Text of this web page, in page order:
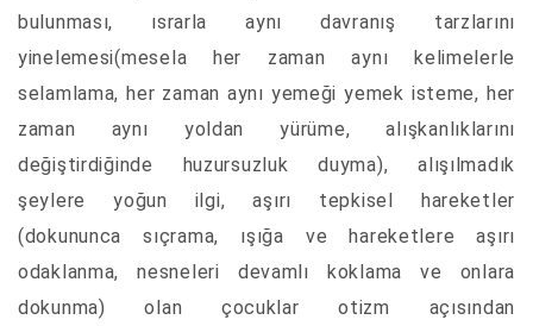
bulunması, ısrarla aynı davranış tarzlarını
yinelemesi(mesela her zaman aynı kelimelerle
selamlama, her zaman aynı yemeği yemek isteme, her
zaman aynı yoldan yürüme, alışkanlıklarını
değiştirdiğinde huzursuzluk duyma), alışılmadık
şeylere yoğun ilgi, aşırı tepkisel hareketler
(dokununca sıçrama, ışığa ve hareketlere aşırı
odaklanma, nesneleri devamlı koklama ve onlara
dokunma) olan çocuklar otizm açısından